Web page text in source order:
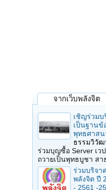
จากเว็บพลังจิต
เชิญร่วมบ
เป็นฐานข้
พุทธศาสน
ธรรมวิวั
ร่วมบุญซื้อ Server เว
ถวายเป็นพุทธบูชา สา
ร่วมบริจา
พลังจิต ปี
- 2561 -